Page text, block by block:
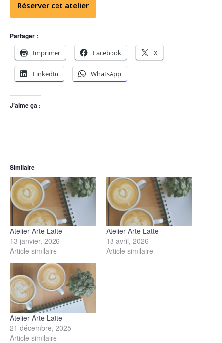
Réserver cet atelier
Partager :
Imprimer
Facebook X
LinkedIn WhatsApp
J’aime ça :
Similaire
Atelier Arte Latte
13 janvier, 2026
Article similaire
Atelier Arte Latte
18 avril, 2026
Article similaire
Atelier Arte Latte
21 décembre, 2025
Article similaire